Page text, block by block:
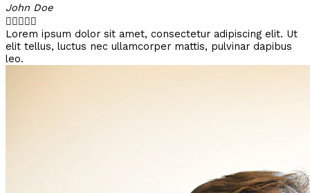
John Doe

Lorem ipsum dolor sit amet, consectetur adipiscing elit. Ut
elit tellus, luctus nec ullamcorper mattis, pulvinar dapibus
leo.